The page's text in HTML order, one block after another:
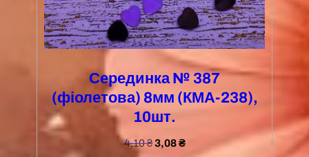
Серединка № 387
(фіолетова) 8мм (КМА-238),
10шт.
4,10₴ 3,08₴